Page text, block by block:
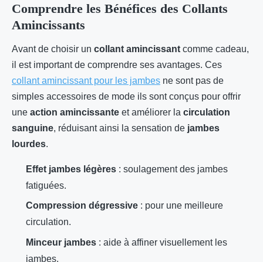
Comprendre les Bénéfices des Collants
Amincissants
Avant de choisir un collant amincissant comme cadeau,
il est important de comprendre ses avantages. Ces
collant amincissant pour les jambes ne sont pas de
simples accessoires de mode ils sont conçus pour offrir
une action amincissante et améliorer la circulation
sanguine, réduisant ainsi la sensation de jambes
lourdes.
Effet jambes légères : soulagement des jambes
fatiguées.
Compression dégressive : pour une meilleure
circulation.
Minceur jambes : aide à affiner visuellement les
jambes.